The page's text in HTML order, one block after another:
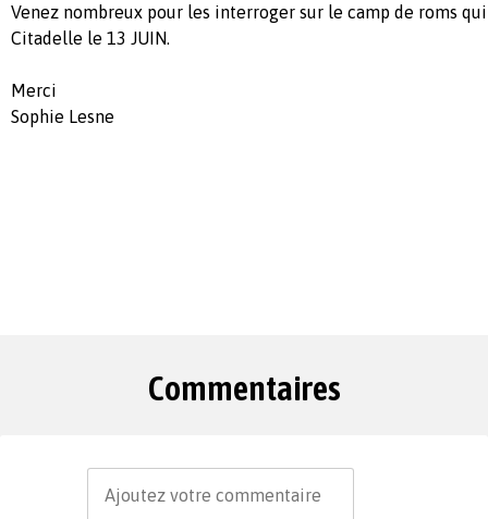
Venez nombreux pour les interroger sur le camp de roms
Citadelle le 13 JUIN.
Merci
Sophie Lesne
Commentaires